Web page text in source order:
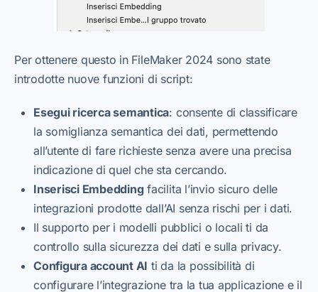
Per ottenere questo in FileMaker 2024 sono state
introdotte nuove funzioni di script:
Esegui ricerca semantica: consente di classificare
la somiglianza semantica dei dati, permettendo
all’utente di fare richieste senza avere una precisa
indicazione di quel che sta cercando.
Inserisci Embedding facilita l’invio sicuro delle
integrazioni prodotte dall’AI senza rischi per i dati.
Il supporto per i modelli pubblici o locali ti da
controllo sulla sicurezza dei dati e sulla privacy.
Configura account AI ti da la possibilità di
configurare l’integrazione tra la tua applicazione e il